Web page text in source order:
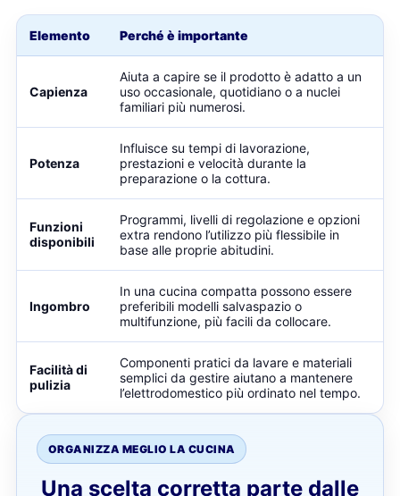
Elemento Perché è importante
Capienza
Aiuta a capire se il prodotto è adatto a un
uso occasionale, quotidiano o a nuclei
familiari più numerosi.
Potenza
Influisce su tempi di lavorazione,
prestazioni e velocità durante la
preparazione o la cottura.
Funzioni
disponibili
Programmi, livelli di regolazione e opzioni
extra rendono l’utilizzo più flessibile in
base alle proprie abitudini.
Ingombro
In una cucina compatta possono essere
preferibili modelli salvaspazio o
multifunzione, più facili da collocare.
Facilità di
pulizia
Componenti pratici da lavare e materiali
semplici da gestire aiutano a mantenere
l’elettrodomestico più ordinato nel tempo.
ORGANIZZA MEGLIO LA CUCINA
Una scelta corretta parte dalle